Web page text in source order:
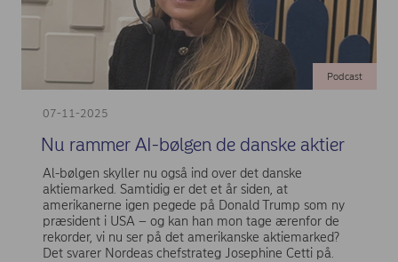
07-11-2025
Podcast
Nu rammer AI-bølgen de danske aktier
Al-bølgen skyller nu også ind over det danske
aktiemarked. Samtidig er det et år siden, at
amerikanerne igen pegede på Donald Trump som ny
præsident i USA – og kan han mon tage ærenfor de
rekorder, vi nu ser på det amerikanske aktiemarked?
Det svarer Nordeas chefstrateg Josephine Cetti på.